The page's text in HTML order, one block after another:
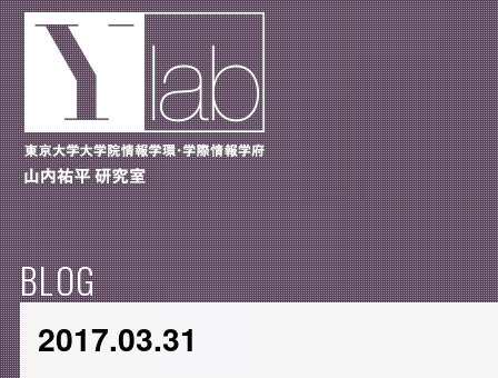
BLOG
2017.03.31